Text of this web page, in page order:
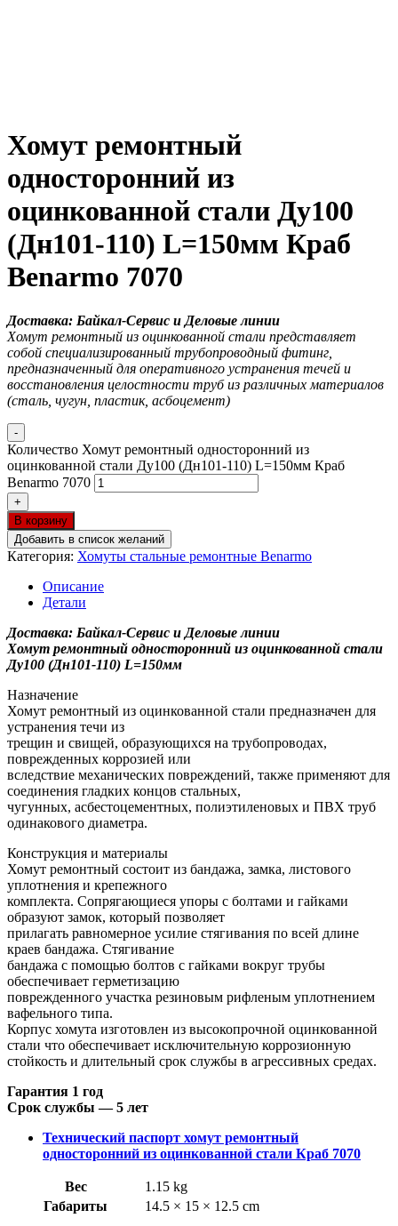
Хомут ремонтный
односторонний из
оцинкованной стали Ду100
(Дн101-110) L=150мм Краб
Benarmo 7070
Доставка: Байкал-Сервис и Деловые линии
Хомут ремонтный из оцинкованной стали представляет
собой специализированный трубопроводный фитинг,
предназначенный для оперативного устранения течей и
восстановления целостности труб из различных материалов
(сталь, чугун, пластик, асбоцемент)
-
Количество Хомут ремонтный односторонний из
оцинкованной стали Ду100 (Дн101-110) L=150мм Краб
Benarmo 7070
+
В корзину
Добавить в список желаний
Категория: Хомуты стальные ремонтные Benarmo
Описание
Детали
Доставка: Байкал-Сервис и Деловые линии
Хомут ремонтный односторонний из оцинкованной стали
Ду100 (Дн101-110) L=150мм
Назначение
Хомут ремонтный из оцинкованной стали предназначен для
устранения течи из
трещин и свищей, образующихся на трубопроводах,
поврежденных коррозией или
вследствие механических повреждений, также применяют для
соединения гладких концов стальных,
чугунных, асбестоцементных, полиэтиленовых и ПВХ труб
одинакового диаметра.
Конструкция и материалы
Хомут ремонтный состоит из бандажа, замка, листового
уплотнения и крепежного
комплекта. Сопрягающиеся упоры с болтами и гайками
образуют замок, который позволяет
прилагать равномерное усилие стягивания по всей длине
краев бандажа. Стягивание
бандажа с помощью болтов с гайками вокруг трубы
обеспечивает герметизацию
поврежденного участка резиновым рифленым уплотнением
вафельного типа.
Корпус хомута изготовлен из высокопрочной оцинкованной
стали что обеспечивает исключительную коррозионную
стойкость и длительный срок службы в агрессивных средах.
Гарантия 1 год
Срок службы — 5 лет
Технический паспорт хомут ремонтный
односторонний из оцинкованной стали Краб 7070
Вес
1.15 kg
Габариты
14.5 × 15 × 12.5 cm